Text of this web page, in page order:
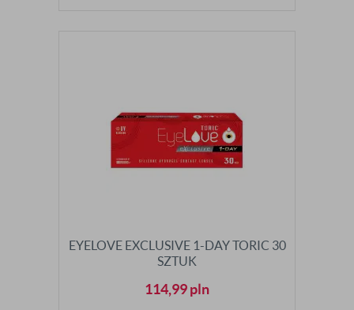
EYELOVE EXCLUSIVE 1-DAY TORIC 30
SZTUK
114,99pln